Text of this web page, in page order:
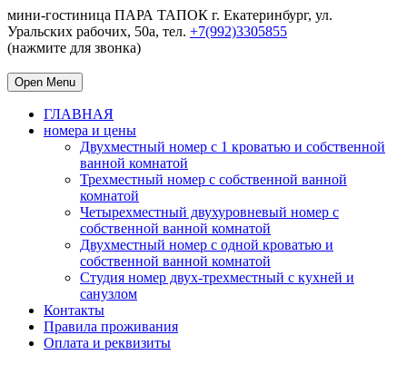
мини-гостиница ПАРА ТАПОК г. Екатеринбург, ул.
Уральских рабочих, 50а, тел. +7(992)3305855
(нажмите для звонка)
Open Menu
ГЛАВНАЯ
номера и цены
Двухместный номер с 1 кроватью и собственной
ванной комнатой
Трехместный номер с собственной ванной
комнатой
Четырехместный двухуровневый номер с
собственной ванной комнатой
Двухместный номер с одной кроватью и
собственной ванной комнатой
Студия номер двух-трехместный с кухней и
санузлом
Контакты
Правила проживания
Оплата и реквизиты